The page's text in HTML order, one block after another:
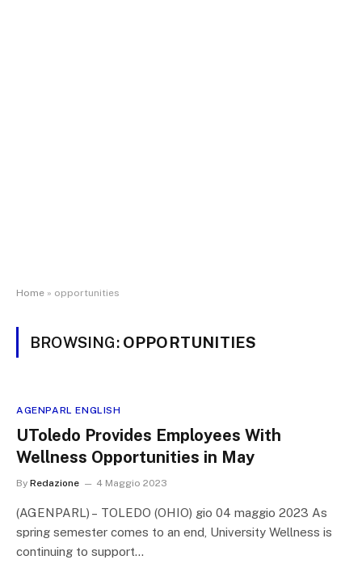
Home » opportunities
BROWSING: OPPORTUNITIES
AGENPARL ENGLISH
UToledo Provides Employees With
Wellness Opportunities in May
By Redazione 4 Maggio 2023
(AGENPARL) – TOLEDO (OHIO) gio 04 maggio 2023 As
spring semester comes to an end, University Wellness is
continuing to support…